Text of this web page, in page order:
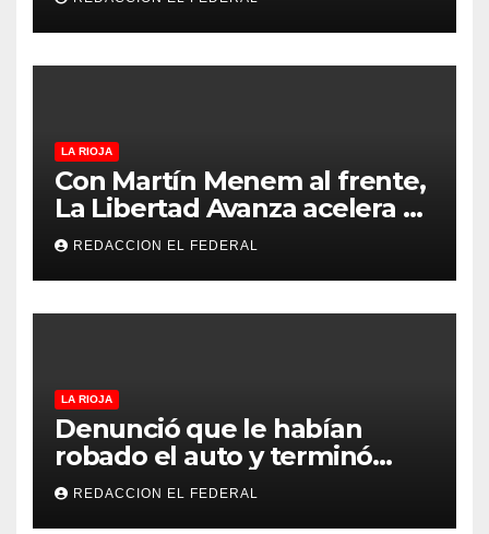
revolucionar la economía
regional en un evento sin
precedentes en La Rioja
LA RIOJA
Con Martín Menem al frente,
La Libertad Avanza acelera su
despliegue en La Rioja y
desembarcó en Aimogasta
REDACCION EL FEDERAL
LA RIOJA
Denunció que le habían
robado el auto y terminó
confesando que su hermano
lo empeñó por drogas
REDACCION EL FEDERAL